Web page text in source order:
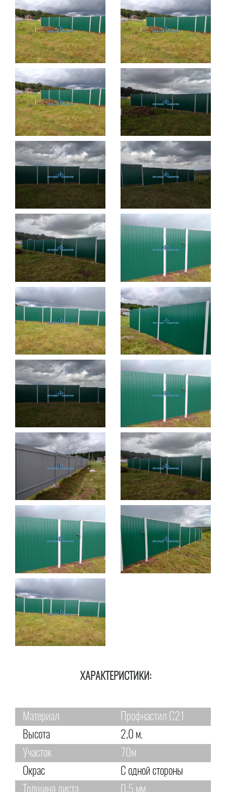
ХАРАКТЕРИСТИКИ:
Материал
Профнастил С21
Высота
2,0 м.
Участок
70м
Окрас
С одной стороны
Толщина листа
0,5 мм.